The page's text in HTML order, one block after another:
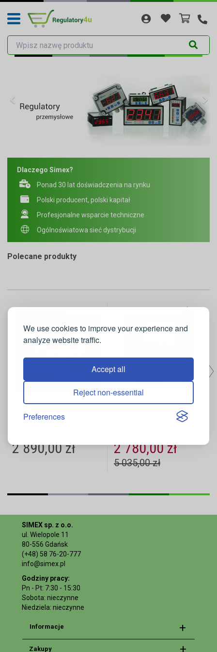
We use cookies to improve your experience and
analyze website traffic.
Accept all
Reject non-essential
Preferences
Dlaczego Simex?
Ponad 30 lat doświadczenia na rynku
Polski producent, polski kapitał
Profesjonalne wsparcie techniczne
Ogólnoświatowa sieć dystrybucji
Polecane produkty
Mierniki przemysłowe
MultiCon CMC-141
2 890,00 zł
Mierniki przemysłowe
2 780,00 zł
5 035,00 zł
SIMEX sp. z o.o.
ul. Wielopole 11
80-556 Gdańsk
(+48) 58 76-20-777
info@simex.pl
Godziny pracy:
Pn - Pt: 7:30 - 15:30
Sobota: nieczynne
Niedziela: nieczynne
Informacje
Zakupy